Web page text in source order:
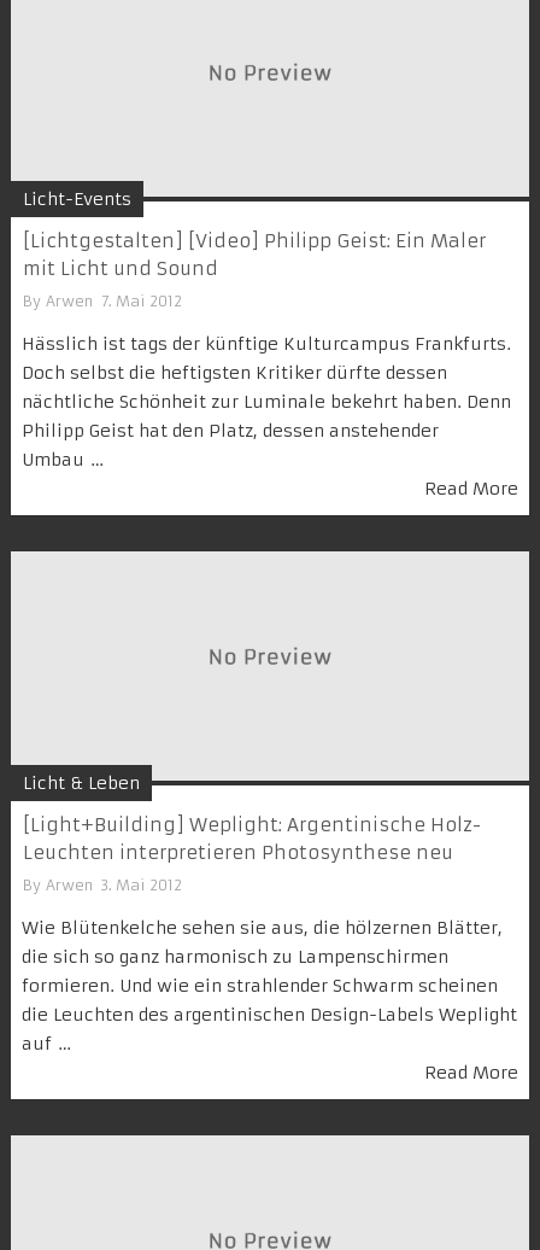
Licht-Events
[Lichtgestalten] [Video] Philipp Geist: Ein Maler
mit Licht und Sound
By Arwen 7. Mai 2012
Hässlich ist tags der künftige Kulturcampus Frankfurts.
Doch selbst die heftigsten Kritiker dürfte dessen
nächtliche Schönheit zur Luminale bekehrt haben. Denn
Philipp Geist hat den Platz, dessen anstehender
Umbau …
Read More
Licht & Leben
[Light+Building] Weplight: Argentinische Holz-
Leuchten interpretieren Photosynthese neu
By Arwen 3. Mai 2012
Wie Blütenkelche sehen sie aus, die hölzernen Blätter,
die sich so ganz harmonisch zu Lampenschirmen
formieren. Und wie ein strahlender Schwarm scheinen
die Leuchten des argentinischen Design-Labels Weplight
auf …
Read More